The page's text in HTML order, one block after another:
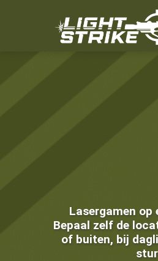
Lasergamen
Bepaal zelf de
of buiten, bij